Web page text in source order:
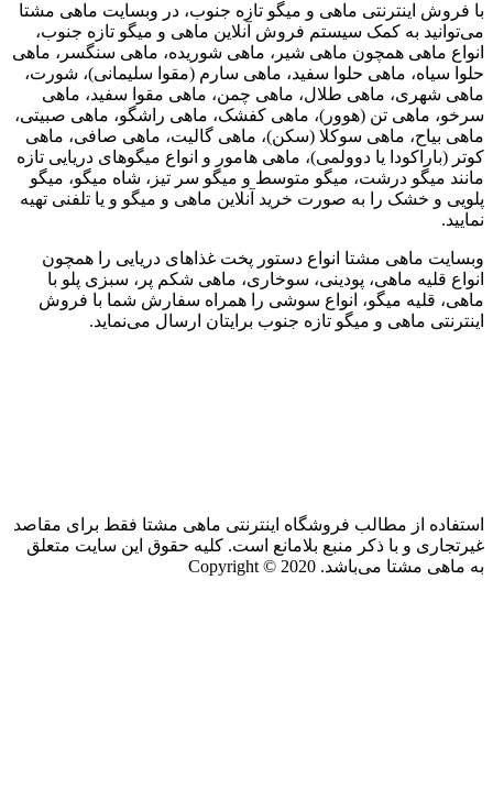
با فروش اینترنتی ماهی و میگو تازه جنوب، در وبسایت ماهی مشتا
می‌توانید به کمک سیستم فروش آنلاین ماهی و میگو تازه جنوب،
انواع ماهی همچون ماهی شیر، ماهی شوریده، ماهی سنگسر، ماهی
حلوا سیاه، ماهی حلوا سفید، ماهی سارم (مقوا سلیمانی)، شورت،
ماهی شهری، ماهی طلال، ماهی چمن، ماهی مقوا سفید، ماهی
سرخو، ماهی تن (هوور)، ماهی کفشک، ماهی راشگو، ماهی صبیتی،
ماهی بیاح، ماهی سوکلا (سکن)، ماهی گالیت، ماهی صافی، ماهی
کوتر (باراکودا یا دوولمی)، ماهی هامور و انواع میگوهای دریایی تازه
مانند میگو درشت، میگو متوسط و میگو سر تیز، شاه میگو، میگو
پلویی و خشک را به صورت خرید آنلاین ماهی و میگو و یا تلفنی تهیه
نمایید.
وبسایت ماهی مشتا انواع دستور پخت غذاهای دریایی را همچون
انواع قلیه ماهی، پودینی، سوخاری، ماهی شکم پر، سبزی پلو با
ماهی، قلیه میگو، انواع سوشی را همراه سفارش شما با فروش
اینترنتی ماهی و میگو تازه جنوب برایتان ارسال می‌نماید.
استفاده از مطالب فروشگاه اینترنتی ماهی مشتا فقط برای مقاصد
غیرتجاری و با ذکر منبع بلامانع است. کلیه حقوق این سایت متعلق
به ماهی مشتا می‌باشد. Copyright © 2020